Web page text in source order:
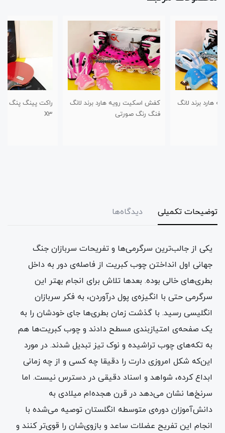
کفش اسکیت رویه هارد برند لانگ
راکت پینگ پنگ لوکی ۳ ستاره
توضیحات تکمیلی دیدگاه‌ها
یکی از جالب‌ترین سرگرمی‌ها و تفریحات سربازان جنگ
جهانی اول انداختن چوب کبریت از فاصله‌ی دور به داخل
بطری‌های خالی بوده. بعدها تلاش برای انجام بهتر این
سرگرمی حتی با انگیزه‌ی پول درآوردن، به فکر سربازان
انگلیسی رسید. با گذشت زمان بطری‌ها جای خودشان را به
یک صفحه‌ی امتیاز‌بندی مسطح دادند و چوب کبریت‌ها هم
به تکه‌های چوب‌ تراشیده و نوک تیز تبدیل شدند. در مورد
این‌که شکل امروزی دارت را دقیقا چه کسی و از چه زمانی
ابداع کرده، شواهد و اسناد دقیقی در دسترس نیست. اما
سرنخ‌ها نشان می‌دهد در قرن هجده‌ام میلادی به
دانش‌آموزان دوره‌ی متوسطه انگلستان توصیه می‌شده با
انجام این تفریح عضلات ساعد و بازو‌ی‌شان را قوی‌تر کنند و